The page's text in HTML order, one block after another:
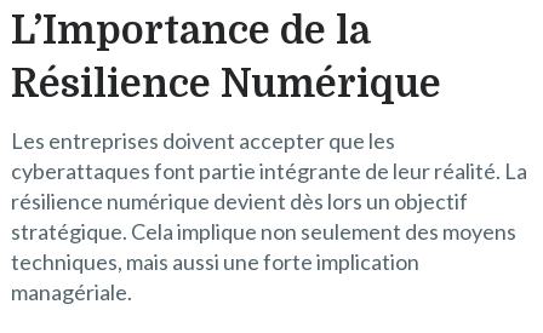
L’Importance de la
Résilience Numérique
Les entreprises doivent accepter que les
cyberattaques font partie intégrante de leur réalité. La
résilience numérique devient dès lors un objectif
stratégique. Cela implique non seulement des moyens
techniques, mais aussi une forte implication
managériale.